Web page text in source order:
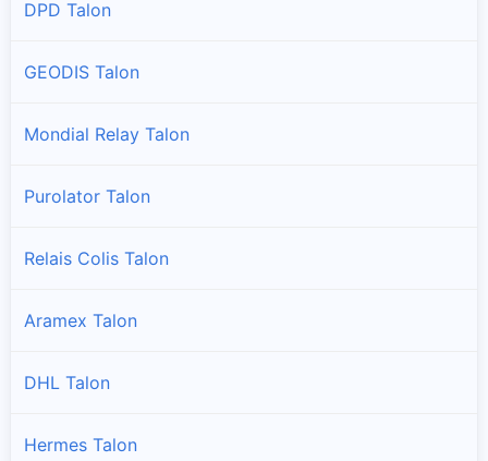
DPD Talon
GEODIS Talon
Mondial Relay Talon
Purolator Talon
Relais Colis Talon
Aramex Talon
DHL Talon
Hermes Talon